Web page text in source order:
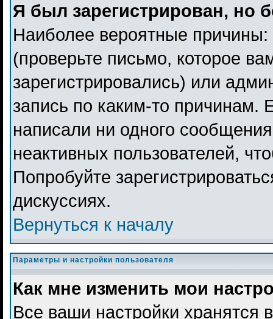
Я был зарегистрирован, но
Наиболее вероятные
(проверьте письмо, которое
зарегистрировались) или
запись по каким-то причинам.
написали ни одного
неактивных пользователей,
Попробуйте
дискуссиях.
Вернуться к началу
Параметры и настройки пользователя
Как мне изменить мои
Все ваши настройки хранятся